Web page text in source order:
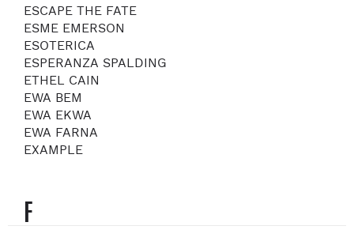
ESCAPE THE FATE
ESME EMERSON
ESOTERICA
ESPERANZA SPALDING
ETHEL CAIN
EWA BEM
EWA EKWA
EWA FARNA
EXAMPLE
F